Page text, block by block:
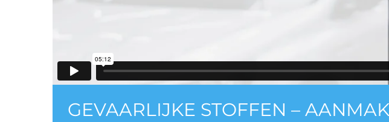
GEVAARLIJKE STOFFEN –